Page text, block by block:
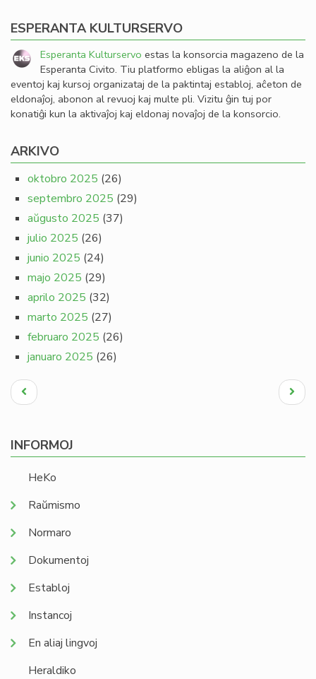
ESPERANTA KULTURSERVO
Esperanta Kulturservo estas la konsorcia magazeno de la
Esperanta Civito. Tiu platformo ebligas la aliĝon al la
eventoj kaj kursoj organizataj de la paktintaj establoj, aĉeton de
eldonaĵoj, abonon al revuoj kaj multe pli. Vizitu ĝin tuj por
konatiĝi kun la aktivaĵoj kaj eldonaj novaĵoj de la konsorcio.
ARKIVO
oktobro 2025 (26)
septembro 2025 (29)
aŭgusto 2025 (37)
julio 2025 (26)
junio 2025 (24)
majo 2025 (29)
aprilo 2025 (32)
marto 2025 (27)
februaro 2025 (26)
januaro 2025 (26)
Pagination
Antaŭa
paĝo
Next
page
INFORMOJ
HeKo
Raŭmismo
Normaro
Dokumentoj
Establoj
Instancoj
En aliaj lingvoj
Heraldiko